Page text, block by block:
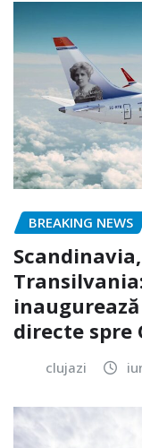
BREAKING NEWS
directe spre
clujazi